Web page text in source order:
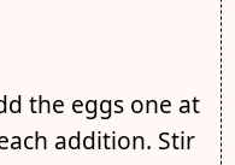
the eggs one at
addition. Stir